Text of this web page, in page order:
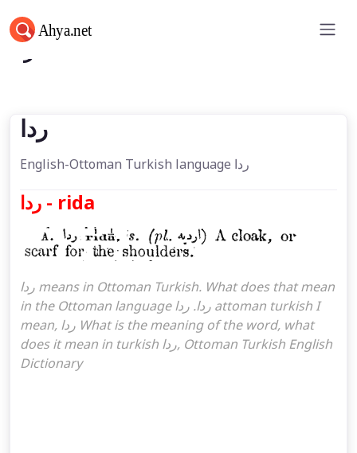
ردا
ردا
English-Ottoman Turkish language ردا
ردا - rida
ردا means in Ottoman Turkish. What does that mean
in the Ottoman language ردا. ردا attoman turkish I
mean, ردا What is the meaning of the word, what
does it mean in turkish ردا, Ottoman Turkish English
Dictionary